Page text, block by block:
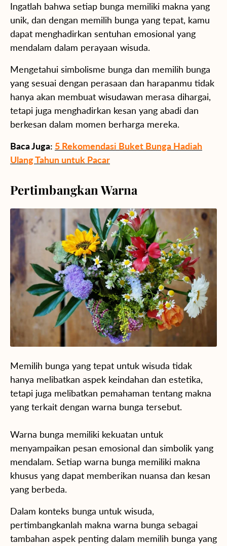
Ingatlah bahwa setiap bunga memiliki makna yang
unik, dan dengan memilih bunga yang tepat, kamu
dapat menghadirkan sentuhan emosional yang
mendalam dalam perayaan wisuda.
Mengetahui simbolisme bunga dan memilih bunga
yang sesuai dengan perasaan dan harapanmu tidak
hanya akan membuat wisudawan merasa dihargai,
tetapi juga menghadirkan kesan yang abadi dan
berkesan dalam momen berharga mereka.
Baca Juga: 5 Rekomendasi Buket Bunga Hadiah
Ulang Tahun untuk Pacar
Pertimbangkan Warna
Memilih bunga yang tepat untuk wisuda tidak
hanya melibatkan aspek keindahan dan estetika,
tetapi juga melibatkan pemahaman tentang makna
yang terkait dengan warna bunga tersebut.
Warna bunga memiliki kekuatan untuk
menyampaikan pesan emosional dan simbolik yang
mendalam. Setiap warna bunga memiliki makna
khusus yang dapat memberikan nuansa dan kesan
yang berbeda.
Dalam konteks bunga untuk wisuda,
pertimbangkanlah makna warna bunga sebagai
tambahan aspek penting dalam memilih bunga yang